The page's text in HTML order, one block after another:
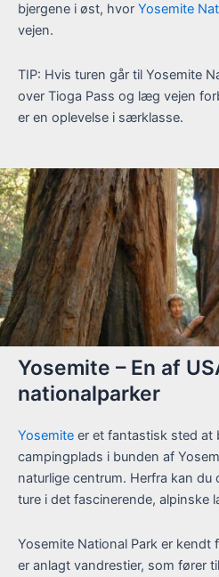
bjergene i øst, hvor Yosemite
vejen.
TIP: Hvis turen går til Yosemite
over Tioga Pass og læg vejen
er en oplevelse i særklasse.
Yosemite – En af
nationalparker
Yosemite er et fantastisk sted at
campingplads i bunden af
naturlige centrum. Herfra kan du
ture i det fascinerende, alpinske
Yosemite National Park er kendt
er anlagt vandrestier, som fører